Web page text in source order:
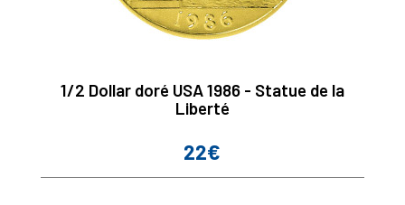
1/2 Dollar doré USA 1986 - Statue de la
Liberté
Prix
22€